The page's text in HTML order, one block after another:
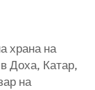
храна на
Доха, Катар,
на